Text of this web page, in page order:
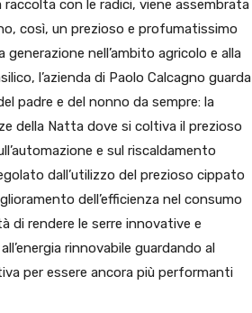
con le radici, viene assembrata
così, un prezioso e profumatissimo
nell’ambito agricolo e alla
l’azienda di Paolo Calcagno guarda
padre e del nonno da sempre: la
della Natta dove si coltiva il prezioso
e sul riscaldamento
dall’utilizzo del prezioso cippato
dell’efficienza nel consumo
di rendere le serre innovative e
rinnovabile guardando al
per essere ancora più performanti